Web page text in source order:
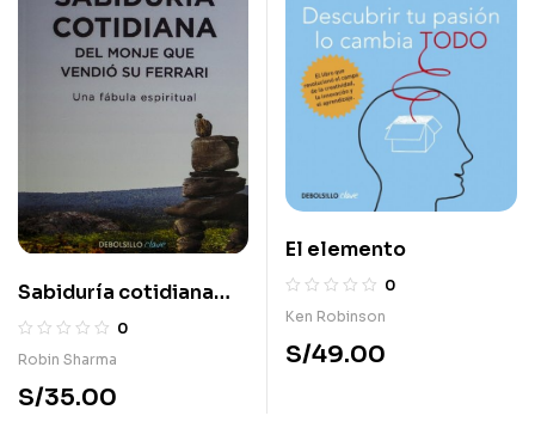
Sabiduría cotidiana
del monje que vendió
suferrari
0
Robin Sharma
S/35.00
El elemento
0
Ken Robinson
S/49.00